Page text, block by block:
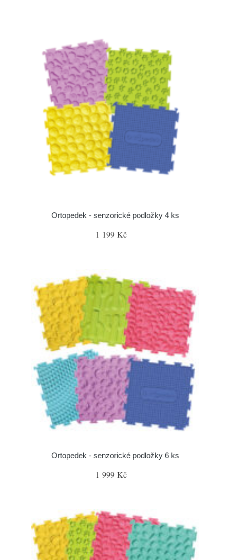
Ortopedek - senzorické podložky 4 ks
1 199 Kč
Ortopedek - senzorické podložky 6 ks
1 999 Kč